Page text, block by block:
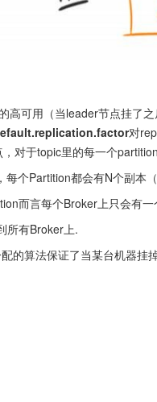
高可用（当leader节点挂了
对
对于topic里的每一个
个Partition都会有N个副本
而言每个Broker上只会有
所有Broker上.
的算法保证了当某台机器挂